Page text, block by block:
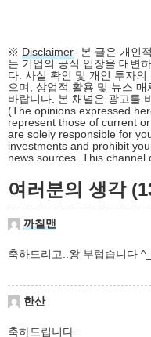
※ Disclaimer- 본 글은 개인
는 기업의 공식 입장을 대변
다. 사실 확인 및 개인 투자
으며, 상업적 활용 및 뉴스
바랍니다. 본 채널은 광고를
(The opinions expressed
represent those of current
are solely responsible for
investments and prohibit
news sources. This
여러분의 생각
까칠맨
축하드리고..왕 부럽습니다
한산
축하드립니다.